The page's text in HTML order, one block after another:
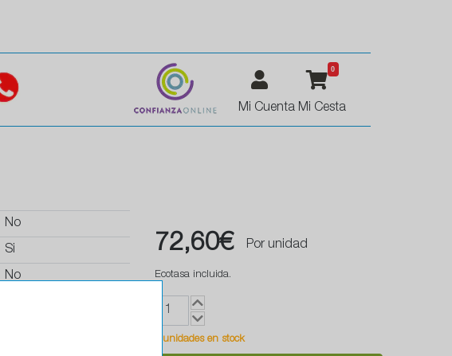
Mi Cuenta
0
Mi Cesta
No
Si
No
72,60€ Por unidad
Ecotasa incluida.
1 unidades en stock